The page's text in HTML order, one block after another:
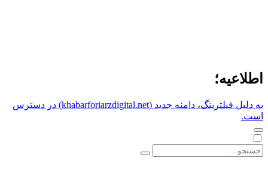
اطلاعیه؛
به دلیل فیلترینگ، دامنه جدید (khabarforiarzdigital.net) در دسترس
است.